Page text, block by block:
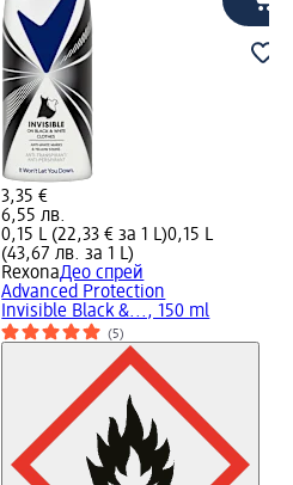
3,35 €
6,55 лв.
0,15 L (22,33 € за 1 L)0,15 L
(43,67 лв. за 1 L)
RexonaДеo спрей
Advanced Protection
Invisible Black &..., 150 ml
(5)